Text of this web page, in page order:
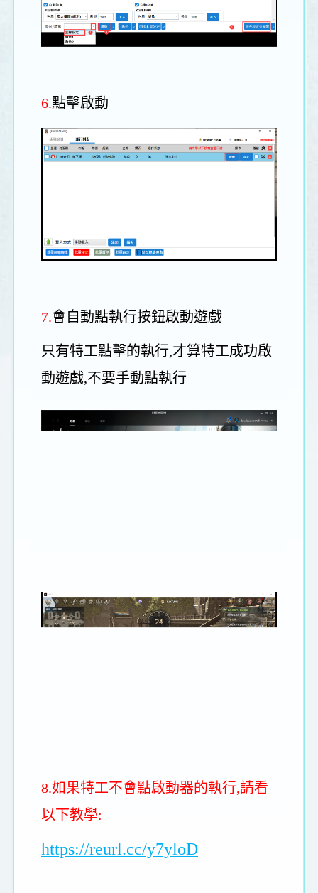
6.點擊啟動
7.會自動點執行按鈕啟動遊戲
只有特工點擊的執行,才算特工成功啟
動遊戲,不要手動點執行
8.如果特工不會點啟動器的執行,請看
以下教學:
https://reurl.cc/y7yloD